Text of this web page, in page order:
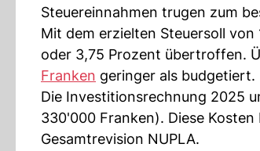
Steuereinnahmen trugen zum
Mit dem erzielten Steuersoll von
oder 3,75 Prozent übertroffen.
Franken geringer als
Die Investitionsrechnung 2025
330'000 Franken). Diese
Gesamtrevision NUPLA.